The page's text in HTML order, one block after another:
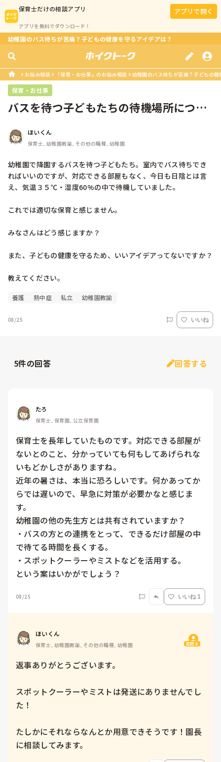
保育士だけの相談アプリ
アプリを無料でダウンロード！
アプリで開く
幼稚園のバス待ちが苦痛？子どもの健康を守るアイデアは？
お悩み相談 「保育・お仕事」のお悩み相談 幼稚園のバス待ちが苦痛？子どもの
保育・お仕事
バスを待つ子どもたちの待機場所につい
ほいくん
保育士, 幼稚園教諭, その他の職種, 幼稚園
幼稚園で降園するバスを待つ子どもたち。室内でバス待ちでき
ればいいのですが、対応できる部屋もなく、今日も日陰とは言
え、気温３５℃・湿度60%の中で待機していました。
これでは適切な保育と感じません。
みなさんはどう感じますか？
また、子どもの健康を守るため、いいアイデアってないですか？
教えてください。
養護 熱中症 私立 幼稚園教諭
08/25 いいね
5件の回答 回答する
たろ
保育士, 保育園, 公立保育園
保育士を長年していたものです。対応できる部屋が
ないとのこと、分かっていても何もしてあげられな
いもどかしさがありますね。
近年の暑さは、本当に恐ろしいです。何かあってか
らでは遅いので、早急に対策が必要かなと感じま
す。
幼稚園の他の先生方とは共有されていますか？
・バスの方との連携をとって、できるだけ部屋の中
で待てる時間を長くする。
・スポットクーラーやミストなどを活用する。
という案はいかがでしょう？
08/25 いいね 1
ほいくん
保育士, 幼稚園教諭, その他の職種, 幼稚園 質問主
返事ありがとうございます。
スポットクーラーやミストは発送にありませんでし
た！
たしかにそれならなんとか用意できそうです！園長
に相談してみます。